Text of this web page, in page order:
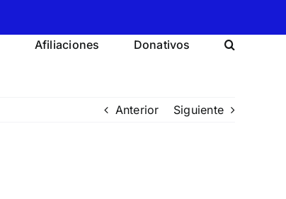
Afiliaciones Donativos
Anterior Siguiente